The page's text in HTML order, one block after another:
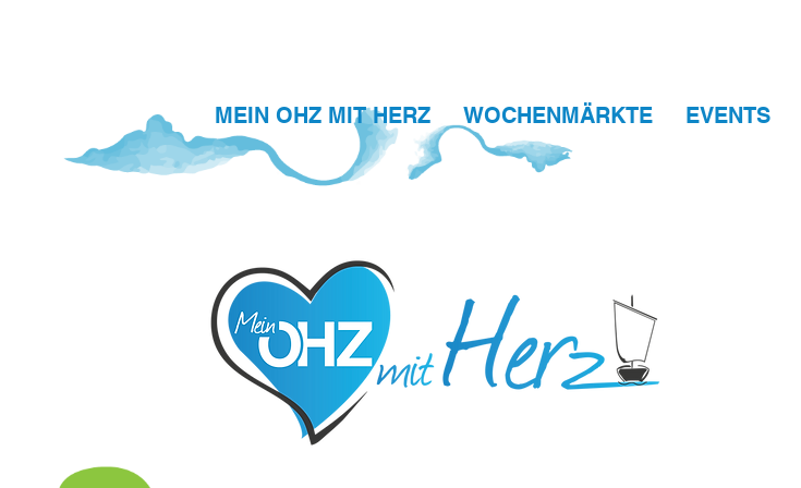
MEIN OHZ MIT HERZ WOCHENMÄRKTE EVENTS